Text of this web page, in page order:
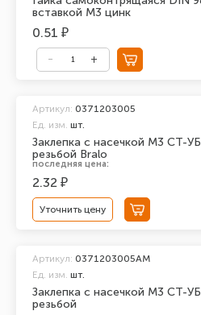
вставкой М3 цинк
0.51 ₽
Заклепка с насечкой М3 СТ-
резьбой Bralo
Артикул: 0371203005
Ед. изм. шт.
последняя цена:
2.32 ₽
Уточнить цену
Заклепка с насечкой М3 СТ-
резьбой
Артикул: 0371203005АМ
Ед. изм. шт.